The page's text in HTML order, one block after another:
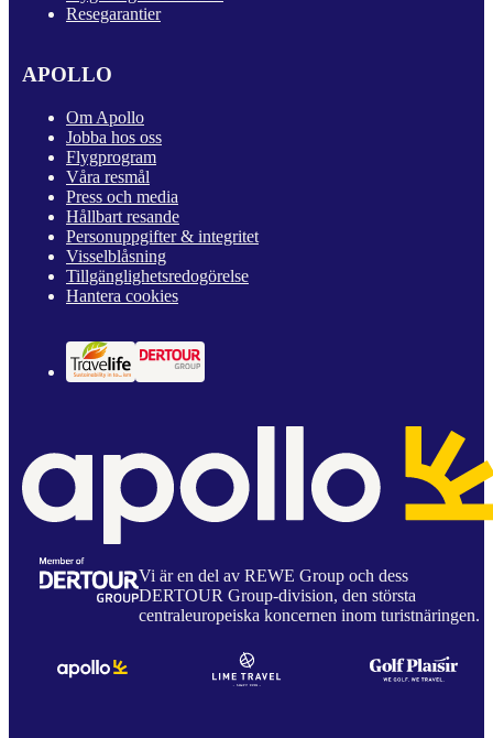
Resegarantier
APOLLO
Om Apollo
Jobba hos oss
Flygprogram
Våra resmål
Press och media
Hållbart resande
Personuppgifter & integritet
Visselblåsning
Tillgänglighetsredogörelse
Hantera cookies
Vi är en del av REWE Group och dess
DERTOUR Group-division, den största
centraleuropeiska koncernen inom turistnäringen.